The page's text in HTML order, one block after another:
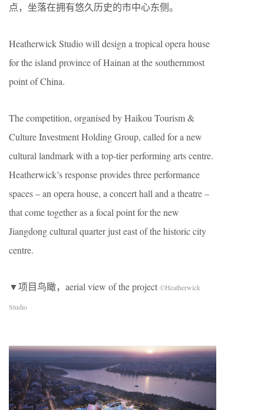
点，坐落在拥有悠久历史的市中心东侧。
Heatherwick Studio will design a tropical opera house
for the island province of Hainan at the southernmost
point of China.
The competition, organised by Haikou Tourism &
Culture Investment Holding Group, called for a new
cultural landmark with a top-tier performing arts centre.
Heatherwick’s response provides three performance
spaces – an opera house, a concert hall and a theatre –
that come together as a focal point for the new
Jiangdong cultural quarter just east of the historic city
centre.
▼项目鸟瞰，aerial view of the project ©Heatherwick
Studio